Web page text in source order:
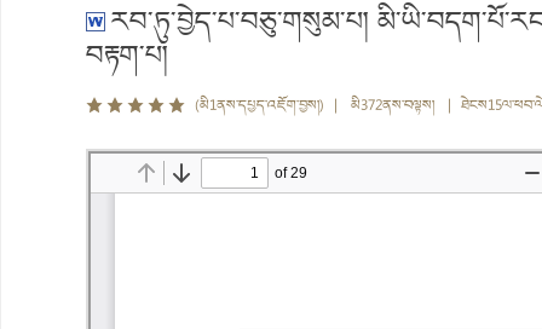
རབ་ཏུ་བྱེད་པ་བཅུ་གསུམ་པ།
བརྟག་པ།
(མི1ནས་དཔྱད་འཇོག་བྱས།) | མི372ནས་བལྟས། |